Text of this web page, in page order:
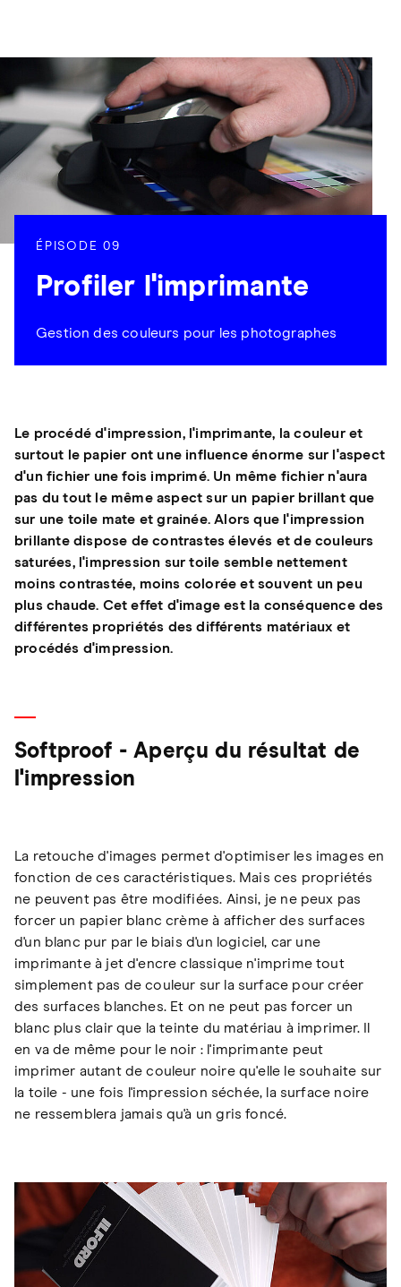
ÉPISODE 09
Profiler l'imprimante
Gestion des couleurs pour les photographes
Le procédé d'impression, l'imprimante, la couleur et
surtout le papier ont une influence énorme sur l'aspect
d'un fichier une fois imprimé. Un même fichier n'aura
pas du tout le même aspect sur un papier brillant que
sur une toile mate et grainée. Alors que l'impression
brillante dispose de contrastes élevés et de couleurs
saturées, l'impression sur toile semble nettement
moins contrastée, moins colorée et souvent un peu
plus chaude. Cet effet d'image est la conséquence des
différentes propriétés des différents matériaux et
procédés d'impression.
Softproof - Aperçu du résultat de
l'impression
La retouche d'images permet d'optimiser les images en
fonction de ces caractéristiques. Mais ces propriétés
ne peuvent pas être modifiées. Ainsi, je ne peux pas
forcer un papier blanc crème à afficher des surfaces
d'un blanc pur par le biais d'un logiciel, car une
imprimante à jet d'encre classique n'imprime tout
simplement pas de couleur sur la surface pour créer
des surfaces blanches. Et on ne peut pas forcer un
blanc plus clair que la teinte du matériau à imprimer. Il
en va de même pour le noir : l'imprimante peut
imprimer autant de couleur noire qu'elle le souhaite sur
la toile - une fois l'impression séchée, la surface noire
ne ressemblera jamais qu'à un gris foncé.